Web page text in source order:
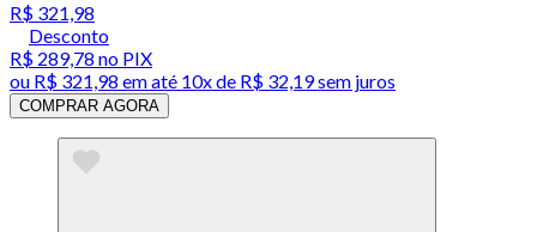
R$ 321,98
Desconto
R$ 289,78 no PIX
ou R$ 321,98 em até 10x de R$ 32,19 sem juros
COMPRAR AGORA